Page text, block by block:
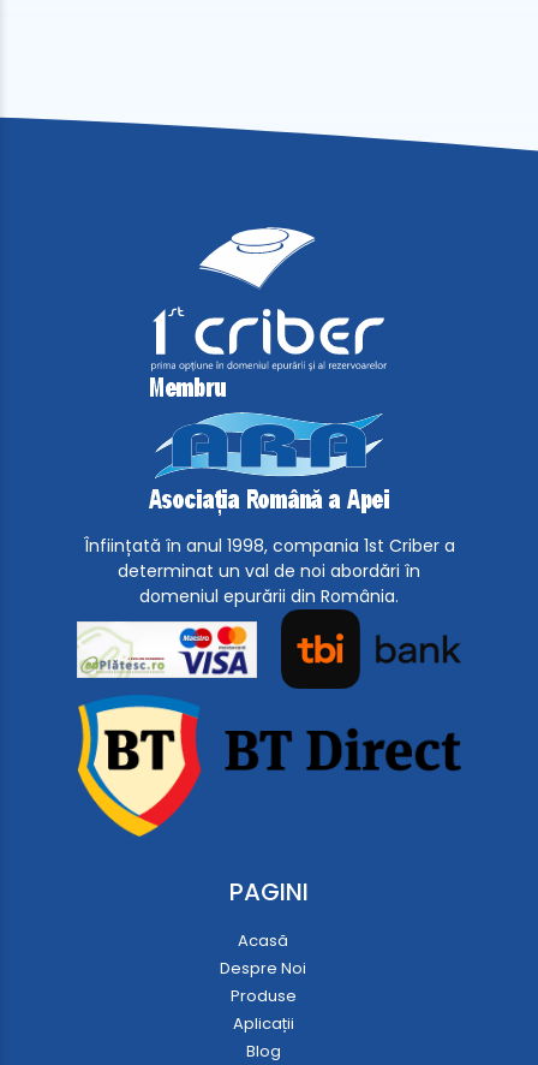
Înființată în anul 1998, compania 1st Criber a
determinat un val de noi abordări în
domeniul epurării din România.
PAGINI
Acasă
Despre Noi
Produse
Aplicații
Blog